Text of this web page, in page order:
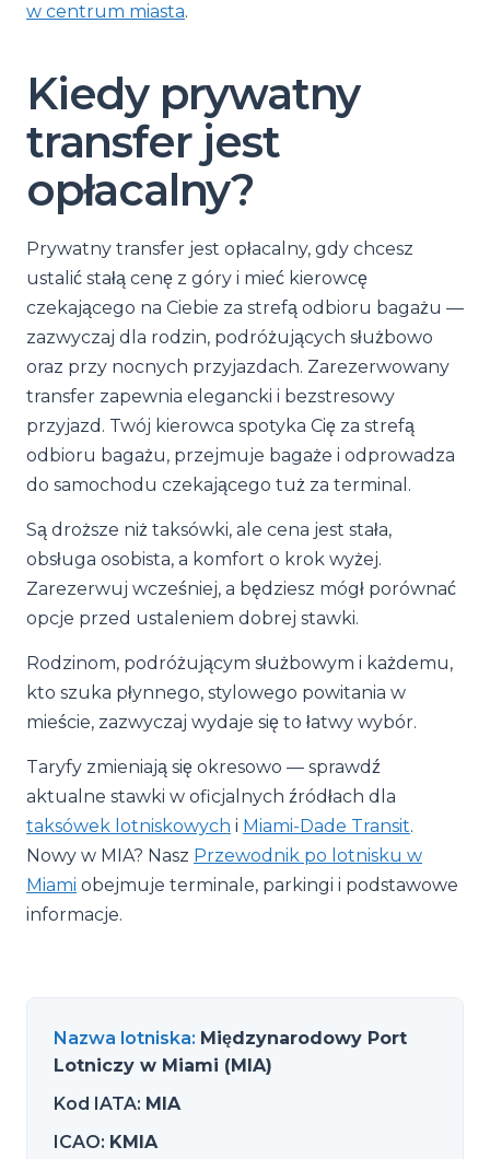
w centrum miasta.
Kiedy prywatny
transfer jest
opłacalny?
Prywatny transfer jest opłacalny, gdy chcesz
ustalić stałą cenę z góry i mieć kierowcę
czekającego na Ciebie za strefą odbioru bagażu —
zazwyczaj dla rodzin, podróżujących służbowo
oraz przy nocnych przyjazdach. Zarezerwowany
transfer zapewnia elegancki i bezstresowy
przyjazd. Twój kierowca spotyka Cię za strefą
odbioru bagażu, przejmuje bagaże i odprowadza
do samochodu czekającego tuż za terminal.
Są droższe niż taksówki, ale cena jest stała,
obsługa osobista, a komfort o krok wyżej.
Zarezerwuj wcześniej, a będziesz mógł porównać
opcje przed ustaleniem dobrej stawki.
Rodzinom, podróżującym służbowym i każdemu,
kto szuka płynnego, stylowego powitania w
mieście, zazwyczaj wydaje się to łatwy wybór.
Taryfy zmieniają się okresowo — sprawdź
aktualne stawki w oficjalnych źródłach dla
taksówek lotniskowych i Miami-Dade Transit.
Nowy w MIA? Nasz Przewodnik po lotnisku w
Miami obejmuje terminale, parkingi i podstawowe
informacje.
Nazwa lotniska: Międzynarodowy Port
Lotniczy w Miami (MIA)
Kod IATA: MIA
ICAO: KMIA